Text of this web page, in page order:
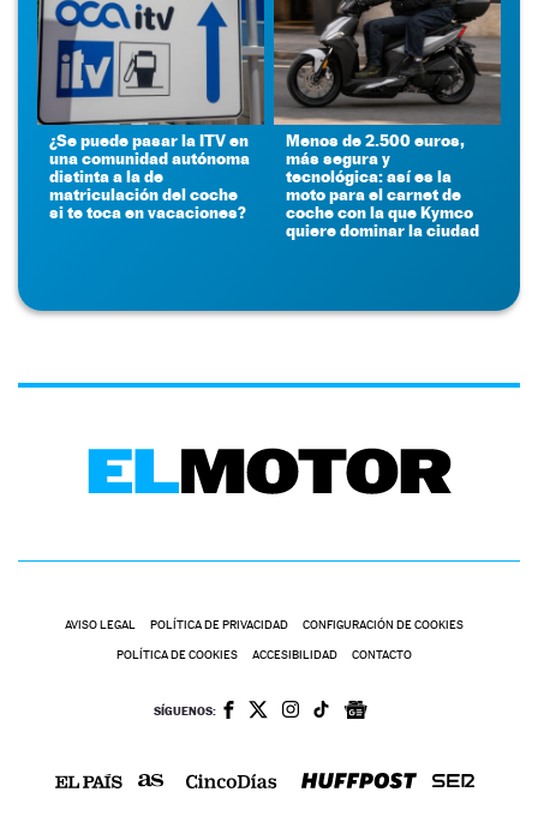
¿Se puede pasar la ITV en
una comunidad autónoma
distinta a la de
matriculación del coche
si te toca en vacaciones?
Menos de 2.500 euros,
más segura y
tecnológica: así es la
moto para el carnet de
coche con la que Kymco
quiere dominar la ciudad
AVISO LEGAL POLÍTICA DE PRIVACIDAD CONFIGURACIÓN DE COOKIES
POLÍTICA DE COOKIES ACCESIBILIDAD CONTACTO
SÍGUENOS: